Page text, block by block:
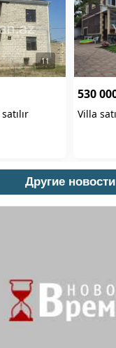
Другие новости